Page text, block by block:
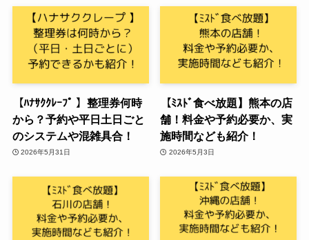
【ﾊﾅｻｸｸﾚｰﾌﾟ 】整理券何時
から？予約や平日土日ごと
のシステムや混雑具合！
2026年5月31日
【ﾐｽﾄﾞ食べ放題】熊本の店
舗！料金や予約必要か、実
施時間なども紹介！
2026年5月3日